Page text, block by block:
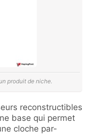
produit de niche.
reconstructibles
base qui permet
cloche par-